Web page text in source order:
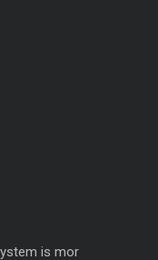
is mor